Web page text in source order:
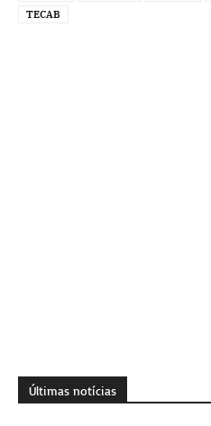
TECAB
Últimas notícias